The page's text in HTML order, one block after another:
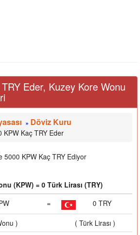
Eder, Kuzey Kore Wonu
» Döviz Kuru
KPW Kaç TRY Eder
5000 KPW Kaç TRY Ediyor
(KPW) = 0 Türk Lirası (TRY)
= 0 TRY
)
( Türk Lirası )